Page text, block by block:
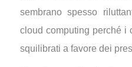
sembrano spesso
cloud computing perché i
squilibrati a favore dei